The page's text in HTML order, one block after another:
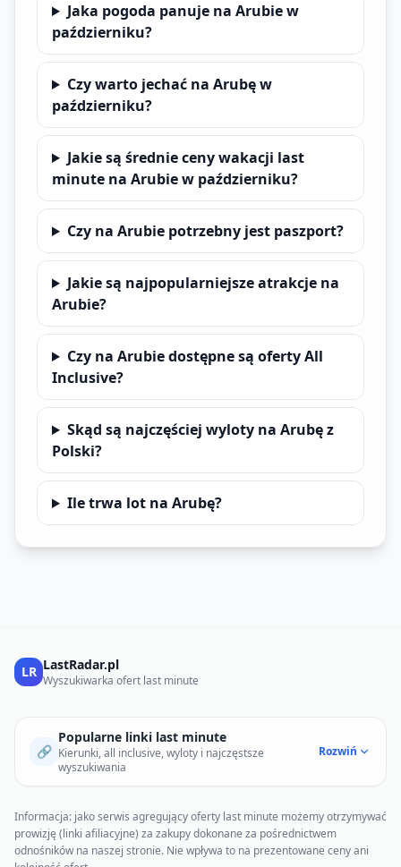
Jaka pogoda panuje na Arubie w
październiku?
Czy warto jechać na Arubę w
październiku?
Jakie są średnie ceny wakacji last
minute na Arubie w październiku?
Czy na Arubie potrzebny jest paszport?
Jakie są najpopularniejsze atrakcje na
Arubie?
Czy na Arubie dostępne są oferty All
Inclusive?
Skąd są najczęściej wyloty na Arubę z
Polski?
Ile trwa lot na Arubę?
LR LastRadar.pl
Wyszukiwarka ofert last minute
🔗
Popularne linki last minute
Kierunki, all inclusive, wyloty i najczęstsze
wyszukiwania
Rozwiń
Informacja: jako serwis agregujący oferty last minute możemy otrzymywać
prowizję (linki afiliacyjne) za zakupy dokonane za pośrednictwem
odnośników na naszej stronie. Nie wpływa to na prezentowane ceny ani